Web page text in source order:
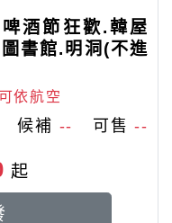
酒節狂歡.韓屋
書館.明洞(不進
候補 -- 可售--
依航空
起